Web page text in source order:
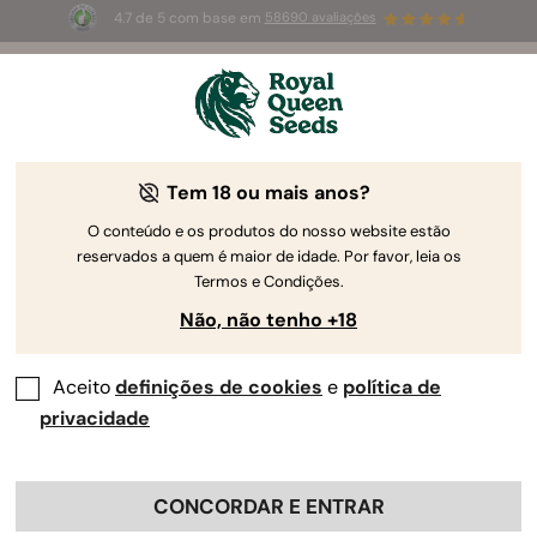
4.7 de 5 com base em 58690 avaliações
☀️Summer Sales
de desconto! ⏤
Relatório de Cultivo da Legendary OG
Punch
Tem 18 ou mais anos?
O conteúdo e os produtos do nosso website estão
reservados a quem é maior de idade. Por favor, leia os
Termos e Condições.
Não, não tenho +18
Aceitodefinições de cookies e política de
privacidade
CONCORDAR E ENTRAR